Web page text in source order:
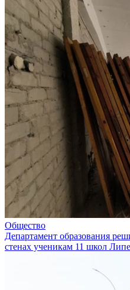
Общество
Департамент образования
стенах ученикам 11 школ